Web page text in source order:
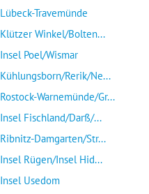
Lübeck-Travemünde
Klützer Winkel/Bolten...
Insel Poel/Wismar
Kühlungsborn/Rerik/Ne...
Rostock-Warnemünde/Gr...
Insel Fischland/Darß/...
Ribnitz-Damgarten/Str...
Insel Rügen/Insel Hid...
Insel Usedom